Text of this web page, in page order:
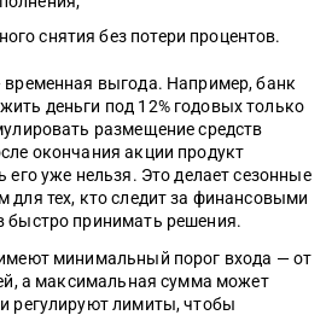
снятия без потери процентов.
временная выгода. Например, банк
деньги под 12% годовых только
размещение средств
окончания акции продукт
его уже нельзя. Это делает сезонные
для тех, кто следит за финансовыми
быстро принимать решения.
минимальный порог входа — от
а максимальная сумма может
регулируют лимиты, чтобы